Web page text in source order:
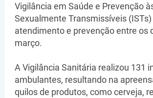
Vigilância em Saúde e Prevenção
Sexualmente Transmissíveis
atendimento e prevenção entre os
março.
A Vigilância Sanitária realizou 131
ambulantes, resultando na
quilos de produtos, como cerveja,